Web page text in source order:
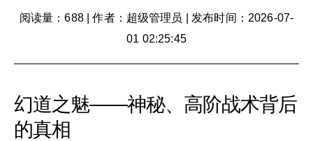
阅读量：688|作者：超级管理员
发布时间：2026-07-
01 02:25:45
幻道之魅——神秘、高阶战术背后
的真相